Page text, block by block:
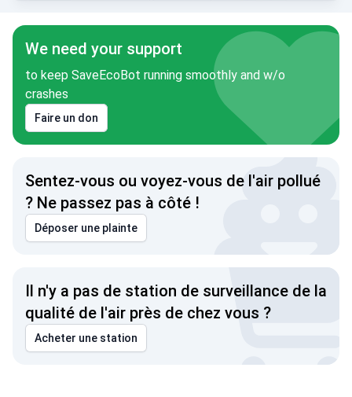
We need your support
to keep SaveEcoBot running smoothly and w/o
crashes
Faire un don
Sentez-vous ou voyez-vous de l'air pollué
? Ne passez pas à côté !
Déposer une plainte
Il n'y a pas de station de surveillance de la
qualité de l'air près de chez vous ?
Acheter une station